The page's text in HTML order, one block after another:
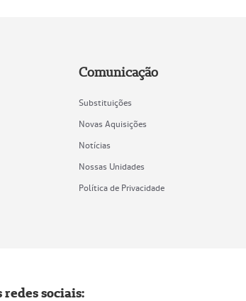
Comunicação
Substituições
Novas Aquisições
Notícias
Nossas Unidades
Política de Privacidade
redes sociais: